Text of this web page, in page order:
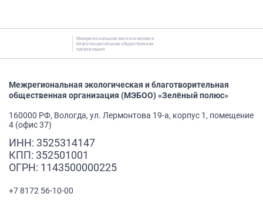
Межрегиональная экологическая и
благотворительная общественная
организация
Межрегиональная экологическая и благотворительная
общественная организация (МЭБОО) «Зелёный полюс»
160000 РФ, Вологда, ул. Лермонтова 19-а, корпус 1, помещение
4 (офис 37)
ИНН: 3525314147
КПП: 352501001
ОГРН: 1143500000225
+7 8172 56-10-00